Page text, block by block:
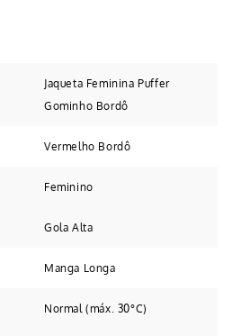
Jaqueta Feminina Puffer
Gominho Bordô
Vermelho Bordô
Feminino
Gola Alta
Manga Longa
Normal (máx. 30°C)